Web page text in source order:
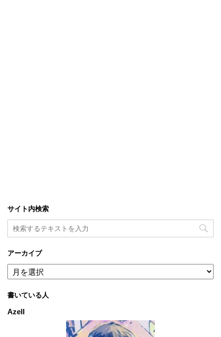
サイト内検索
アーカイブ
ア
ー
イ
ブ
書いている人
Azell